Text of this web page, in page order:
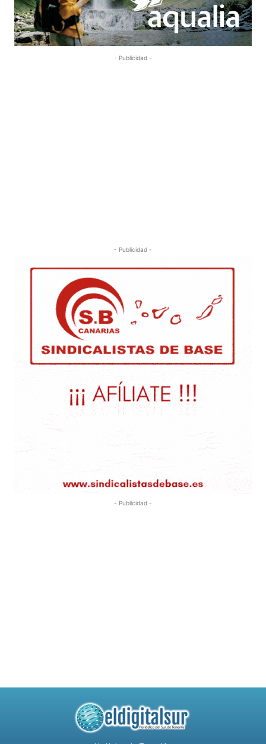
- Publicidad -
- Publicidad -
- Publicidad -